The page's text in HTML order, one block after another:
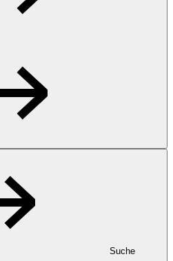
Suche